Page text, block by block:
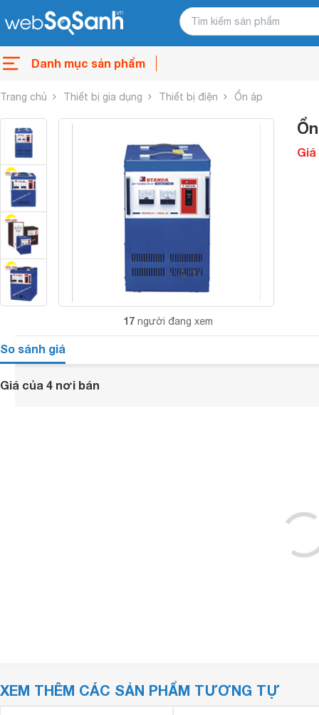
Danh mục sản phẩm
Trang chủ Thiết bị gia dụng Thiết bị điện Ổn áp
17 người đang xem
Giá
So sánh giá
Giá của 4 nơi bán
XEM THÊM CÁC SẢN PHẨM TƯƠNG TỰ